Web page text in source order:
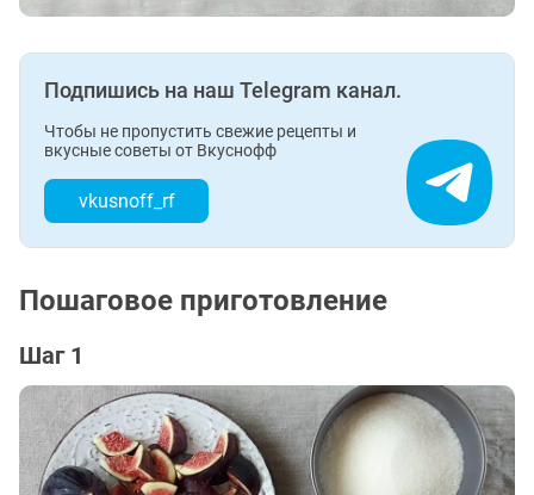
Подпишись на наш Telegram канал.
Чтобы не пропустить свежие рецепты и
вкусные советы от Вкуснофф
vkusnoff_rf
Пошаговое приготовление
Шаг 1